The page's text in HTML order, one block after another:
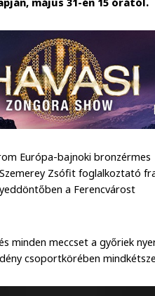
május 31-én 15 órától.
Európa-bajnoki bronzérmes
Zsófit foglalkoztató
a Ferencvárost
minden meccset a győriek
csoportkörében